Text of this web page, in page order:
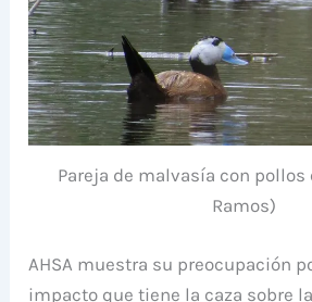
Pareja de malvasía con pollos
Ramos)
AHSA muestra su preocupación
impacto que tiene la caza sobre